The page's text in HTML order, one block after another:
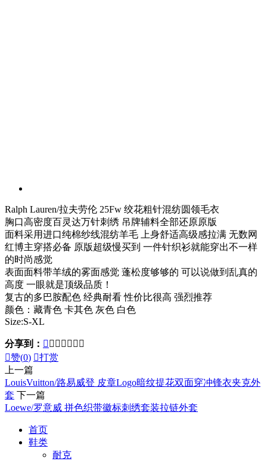
Ralph Lauren/拉夫劳伦 25Fw 绞花粗针混纺圆领毛衣
胸口高密度百灵达万针刺绣 吊牌辅料全部还原原版
面料采用进口纯棉纱线混纺羊毛 上身舒适高级感拉满 无数网
红博主穿搭必备 原版超级慢买到 一件针织衫就能穿出不一样
的时尚感觉
表面面料带羊绒的雾面感觉 蓬松度够够的 可以说做到乱真的
高度 一眼就是顶级品质！
复古的多巴胺配色 经典耐看 性价比很高 强烈推荐
颜色：藏青色 卡其色 灰色 白色
Size:S-XL
分享到：       
赞(0) 打赏
上一篇
LouisVuitton/路易威登 皮章Logo暗纹提花双面穿冲锋衣夹克外
套 下一篇
Loewe/罗意威 拼色织带徽标刺绣套装拉链外套
首页
鞋类
耐克